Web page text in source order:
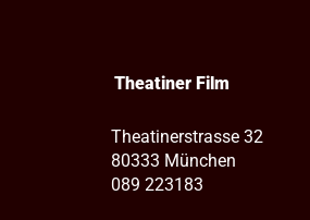
Theatiner Film
Theatinerstrasse 32
80333 München
089 223183